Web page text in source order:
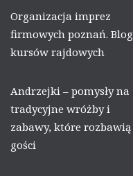
Organizacja imprez
firmowych poznań. Blog
kursów rajdowych
Andrzejki – pomysły na
tradycyjne wróżby i
zabawy, które rozbawią
gości